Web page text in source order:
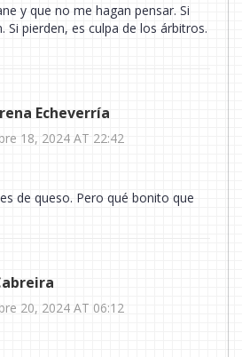
y que no me hagan pensar. Si
Si pierden, es culpa de los árbitros.
Echeverría
18, 2024 AT 22:42
de queso. Pero qué bonito que
20, 2024 AT 06:12